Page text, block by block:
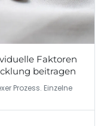
Faktoren
beitragen
Prozess. Einzelne